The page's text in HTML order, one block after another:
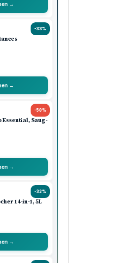
→
-33%
→
-50%
Essential, Saug-
→
-32%
14-in-1, 5L
→